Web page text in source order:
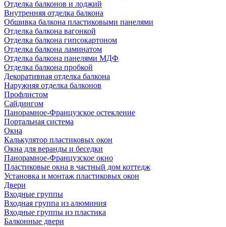
Отделка балконов и лоджий
Внутренняя отделка балкона
Обшивка балкона пластиковыми панелями
Отделка балкона вагонкой
Отделка балкона гипсокартоном
Отделка балкона ламинатом
Отделка балкона панелями МДФ
Отделка балкона пробкой
Декоративная отделка балкона
Наружняя отделка балконов
Профлистом
Сайдингом
Панорамное-Французское остекление
Портальная система
Окна
Калькулятор пластиковых окон
Окна для веранды и беседки
Панорамное-Французское окно
Пластиковые окна в частный дом коттедж
Установка и монтаж пластиковых окон
Двери
Входные группы
Входная группа из алюминия
Входные группы из пластика
Балконные двери